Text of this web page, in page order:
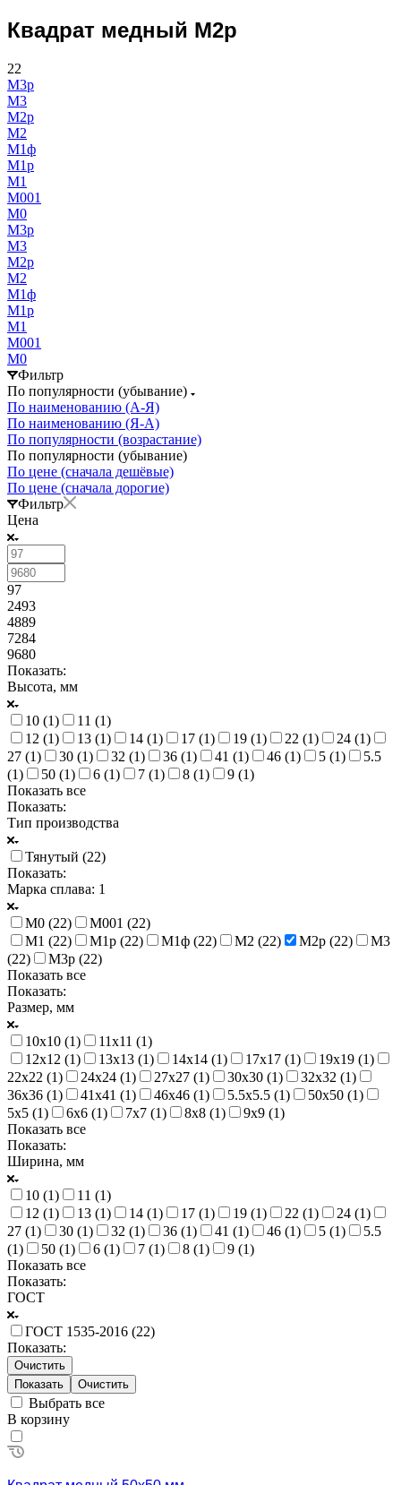
Квадрат медный М2р
22
М3р
М3
М2р
М2
М1ф
М1р
М1
М001
М0
М3р
М3
М2р
М2
М1ф
М1р
М1
М001
М0
Фильтр
По популярности (убывание)
По наименованию (А-Я)
По наименованию (Я-А)
По популярности (возрастание)
По популярности (убывание)
По цене (сначала дешёвые)
По цене (сначала дорогие)
Фильтр
Цена
97
2493
4889
7284
9680
Показать:
Высота, мм
10 (1) 11 (1)
12 (1) 13 (1) 14 (1) 17 (1) 19 (1) 22 (1) 24 (1)
27 (1) 30 (1) 32 (1) 36 (1) 41 (1) 46 (1) 5 (1)
5.5
(1) 50 (1) 6 (1) 7 (1) 8 (1) 9 (1)
Показать все
Показать:
Тип производства
Тянутый (22)
Показать:
Марка сплава: 1
М0 (22) М001 (22)
М1 (22) М1р (22) М1ф (22) М2 (22) М2р (22)
М3
(22) М3р (22)
Показать все
Показать:
Размер, мм
10х10 (1) 11х11 (1)
12х12 (1) 13х13 (1) 14х14 (1) 17х17 (1) 19х19 (1)
22х22 (1) 24х24 (1) 27х27 (1) 30х30 (1) 32х32 (1)
36х36 (1) 41х41 (1) 46х46 (1) 5.5х5.5 (1) 50х50 (1)
5х5 (1) 6х6 (1) 7х7 (1) 8х8 (1) 9х9 (1)
Показать все
Показать:
Ширина, мм
10 (1) 11 (1)
12 (1) 13 (1) 14 (1) 17 (1) 19 (1) 22 (1) 24 (1)
27 (1) 30 (1) 32 (1) 36 (1) 41 (1) 46 (1) 5 (1)
5.5
(1) 50 (1) 6 (1) 7 (1) 8 (1) 9 (1)
Показать все
Показать:
ГОСТ
ГОСТ 1535-2016 (22)
Показать:
Очистить
Очистить
Выбрать все
В корзину